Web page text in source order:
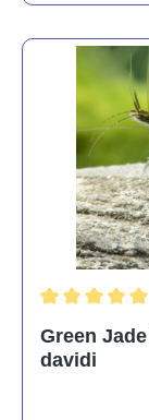
Green
davidi